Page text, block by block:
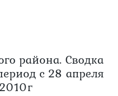
района. Сводка
с 28 апреля